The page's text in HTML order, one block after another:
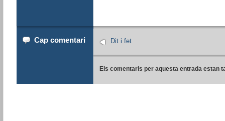
Cap comentari Dit i fet
Els comentaris per aquesta entrada estan